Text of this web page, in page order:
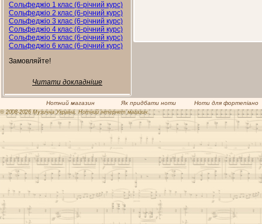
Сольфеджіо 1 клас (6-річний курс)
Сольфеджіо 2 клас (6-річний курс)
Сольфеджіо 3 клас (6-річний курс)
Сольфеджіо 4 клас (6-річний курс)
Сольфеджіо 5 клас (6-річний курс)
Сольфеджіо 6 клас (6-річний курс)
Замовляйте!
Читати докладніше
Нотний магазин Як придбати ноти Ноти для фортепіано
© 2008-2026 Музична Україна. Нотний інтернет магазин.